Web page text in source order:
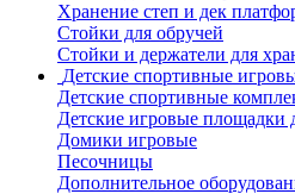
Хранение степ и дек
Стойки для обручей
Стойки и держатели для
Детские спортивные
Детские спортивные
Детские игровые площадки
Домики игровые
Песочницы
Дополнительное